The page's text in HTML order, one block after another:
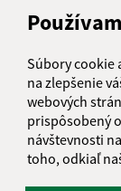
Súbory cookie
na zlepšenie
webových
prispôsobený
návštevnosti
toho, odkiaľ